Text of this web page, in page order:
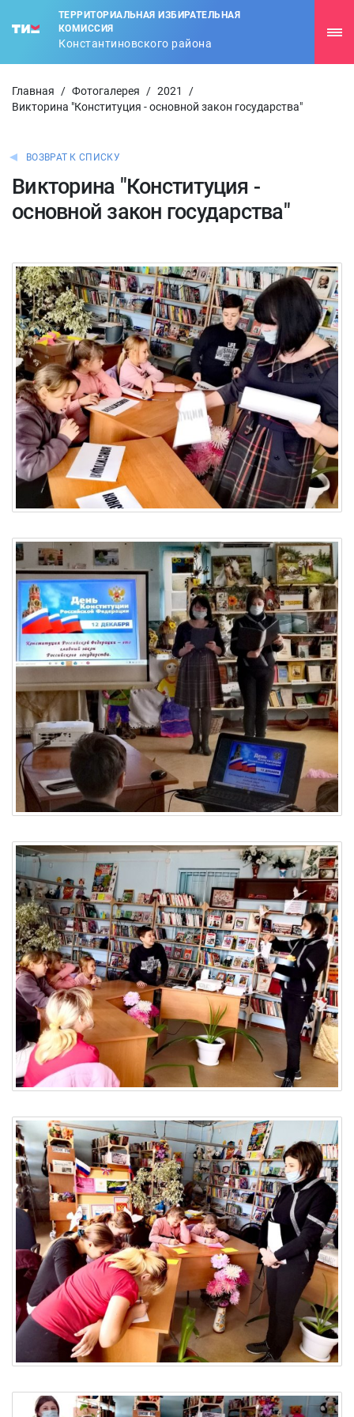
ТЕРРИТОРИАЛЬНАЯ ИЗБИРАТЕЛЬНАЯ
КОМИССИЯ
Константиновского района
Главная / Фотогалерея / 2021
/
Викторина "Конституция - основной закон государства"
ВОЗВРАТ К СПИСКУ
Викторина "Конституция -
основной закон государства"